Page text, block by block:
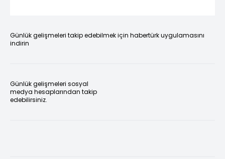
Günlük gelişmeleri takip edebilmek için habertürk uygulamasını
indirin
Günlük gelişmeleri sosyal
medya hesaplarından takip
edebilirsiniz.